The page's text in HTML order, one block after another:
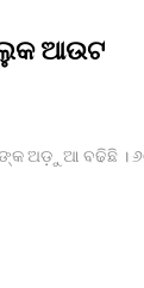
ଲୁକ ଆଉଟ
ଅଡ଼ୁଆ ବଢିଛି ।